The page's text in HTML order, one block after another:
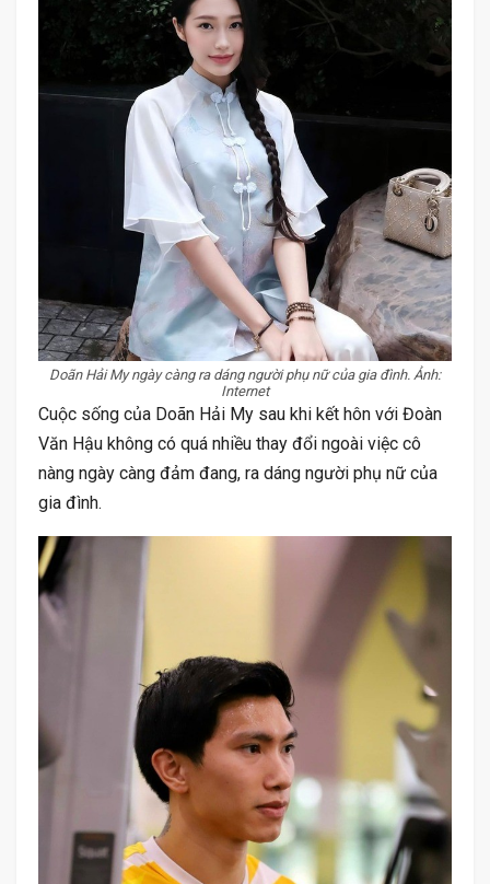
Doãn Hải My ngày càng ra dáng người phụ nữ của gia đình. Ảnh:
Internet
Cuộc sống của Doãn Hải My sau khi kết hôn với Đoàn
Văn Hậu không có quá nhiều thay đổi ngoài việc cô
nàng ngày càng đảm đang, ra dáng người phụ nữ của
gia đình.